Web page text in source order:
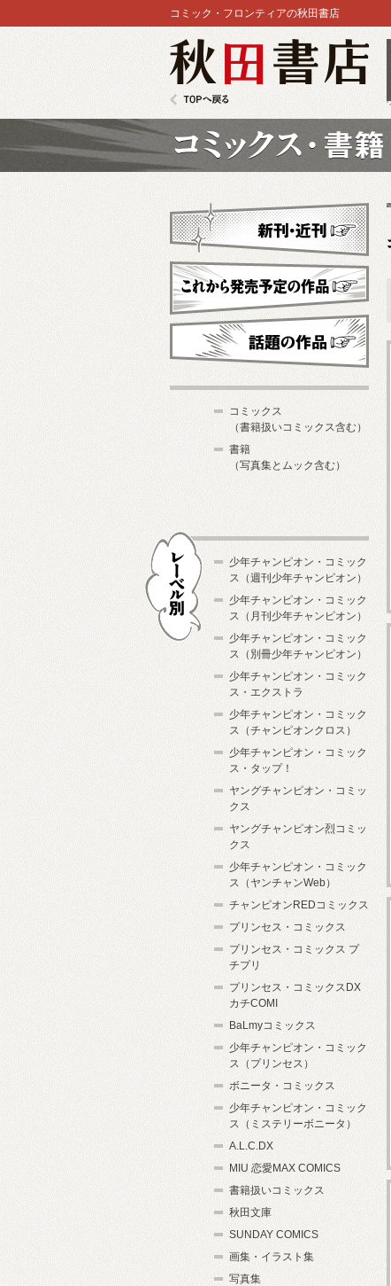
コミック・フロンティアの秋田書店
新刊・近刊
これから発売予定
コミックス
（書籍扱いコミックス含む）
書籍
（写真集とムック含む）
少年チャンピオン・コミック
ス（週刊少年チャンピオン）
少年チャンピオン・コミック
ス（月刊少年チャンピオン）
少年チャンピオン・コミック
ス（別冊少年チャンピオン）
少年チャンピオン・コミック
ス・エクストラ
少年チャンピオン・コミック
ス（チャンピオンクロス）
少年チャンピオン・コミック
ス・タップ！
ヤングチャンピオン・コミッ
クス
ヤングチャンピオン烈コミッ
クス
少年チャンピオン・コミック
ス（ヤンチャンWeb）
チャンピオンREDコミックス
プリンセス・コミックス
プリンセス・コミックス プ
チプリ
プリンセス・コミックスDX
カチCOMI
BaLmyコミックス
少年チャンピオン・コミック
ス（プリンセス）
ボニータ・コミックス
少年チャンピオン・コミック
ス（ミステリーボニータ）
A.L.C.DX
MIU 恋愛MAX COMICS
書籍扱いコミックス
秋田文庫
SUNDAY COMICS
画集・イラスト集
写真集